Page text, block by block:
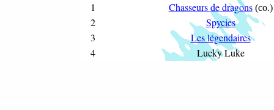
1 Chasseurs de dragons (co.)
2
Spycies
3
Les légendaires
4
Lucky Luke